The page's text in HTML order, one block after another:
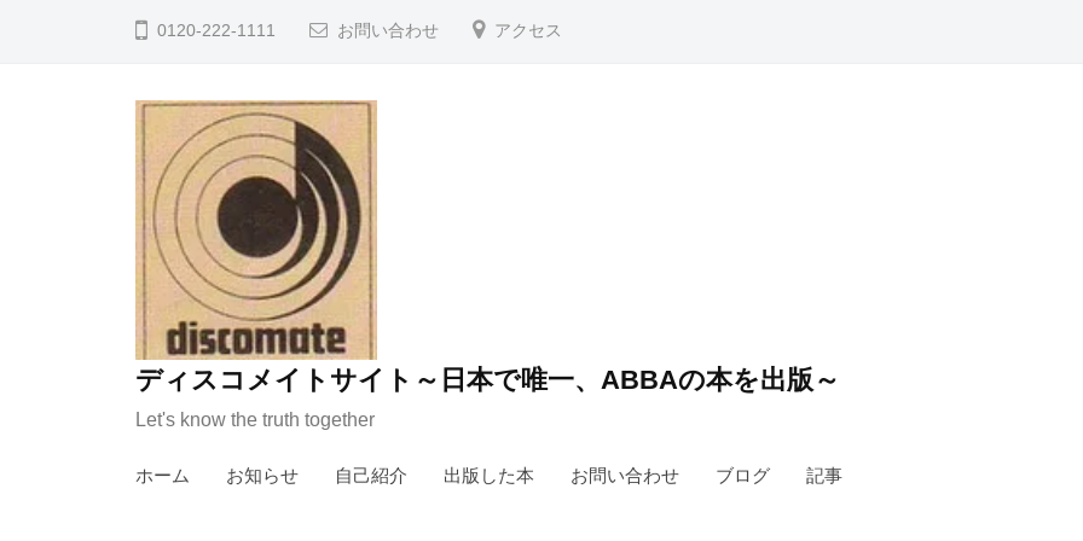
0120-222-1111 お問い合わせ アクセス
ディスコメイトサイト～日本で唯一、ABBAの本を出版～
Let's know the truth together
ホーム お知らせ 自己紹介 出版した本 お問い合わせ ブログ 記事